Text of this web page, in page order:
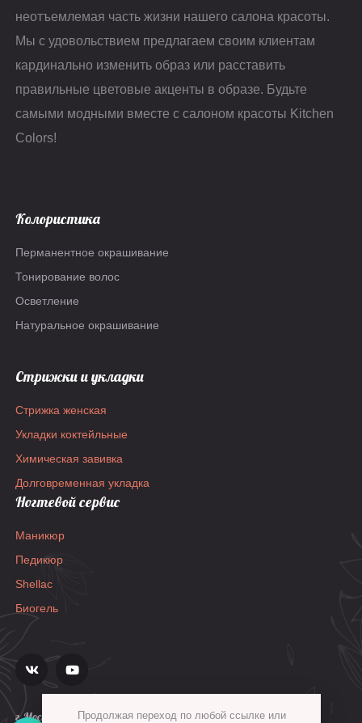
неотъемлемая часть жизни нашего салона красоты.
Мы с удовольствием предлагаем своим клиентам
кардинально изменить образ или расставить
правильные цветовые акценты в образе. Будьте
самыми модными вместе с салоном красоты Kitchen
Colors!
Колористика
Перманентное окрашивание
Тонирование волос
Осветление
Натуральное окрашивание
Стрижки и укладки
Стрижка женская
Укладки коктейльные
Химическая завивка
Долговременная укладка
Ногтевой сервис
Маникюр
Педикюр
Shellac
Биогель
г.Москва, ул.Гиляровского, д.36, стр.1а
Продолжая переход по любой ссылке или